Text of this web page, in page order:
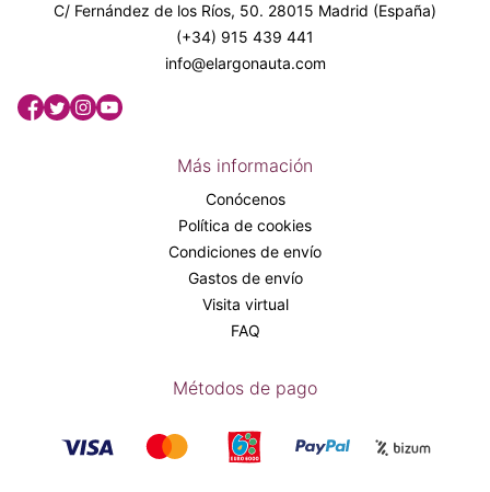
C/ Fernández de los Ríos, 50. 28015 Madrid (España)
(+34) 915 439 441
info@elargonauta.com
Más información
Conócenos
Política de cookies
Condiciones de envío
Gastos de envío
Visita virtual
FAQ
Métodos de pago